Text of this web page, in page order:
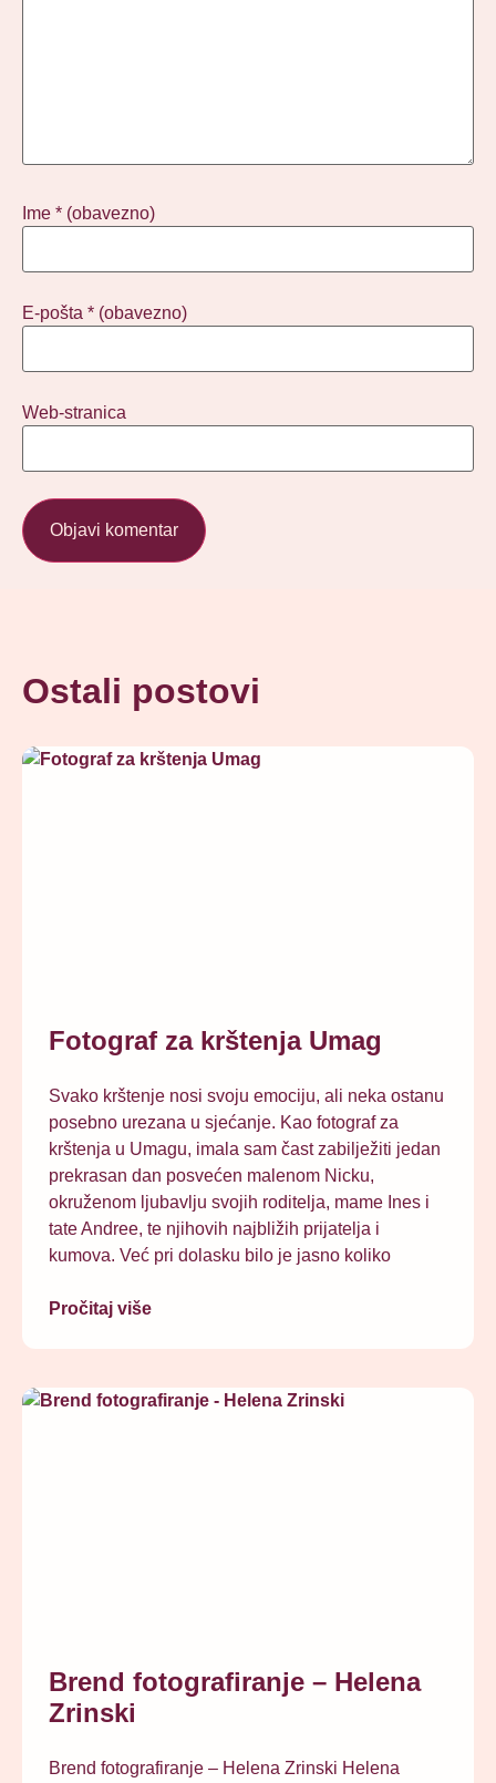
Ime * (obavezno)
E-pošta * (obavezno)
Web-stranica
Ostali postovi
Fotograf za krštenja Umag
Svako krštenje nosi svoju emociju, ali neka ostanu
posebno urezana u sjećanje. Kao fotograf za
krštenja u Umagu, imala sam čast zabilježiti jedan
prekrasan dan posvećen malenom Nicku,
okruženom ljubavlju svojih roditelja, mame Ines i
tate Andree, te njihovih najbližih prijatelja i
kumova. Već pri dolasku bilo je jasno koliko
Pročitaj više
Brend fotografiranje – Helena
Zrinski
Brend fotografiranje – Helena Zrinski Helena